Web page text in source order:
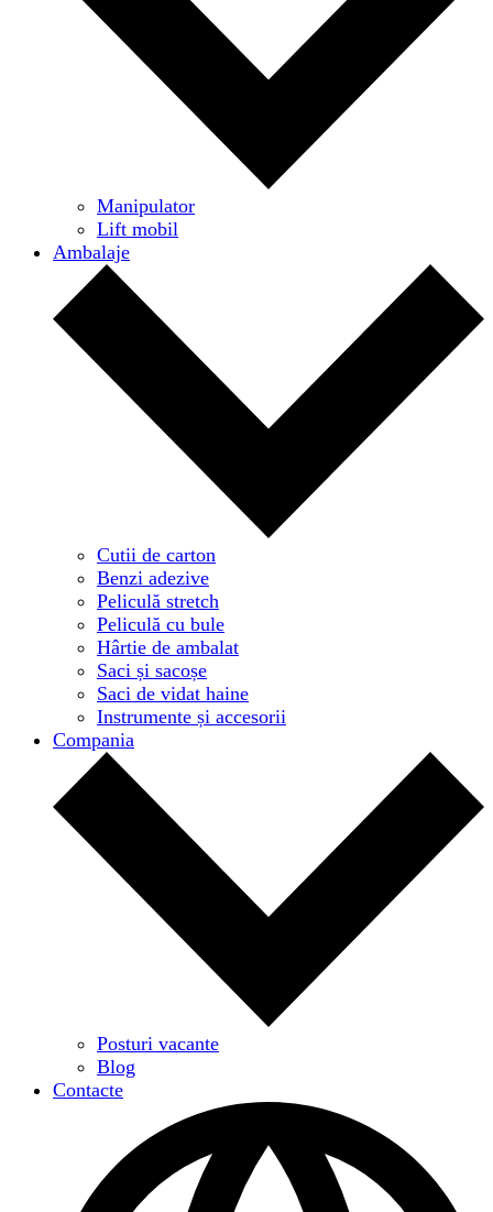
Manipulator
Lift mobil
Ambalaje
Cutii de carton
Benzi adezive
Peliculă stretch
Peliculă cu bule
Hârtie de ambalat
Saci și sacoșe
Saci de vidat haine
Instrumente și accesorii
Compania
Posturi vacante
Blog
Contacte